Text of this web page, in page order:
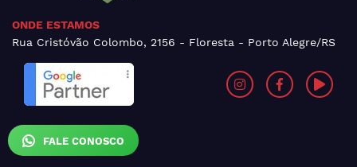
FALE CONOSCO
ONDE ESTAMOS
Rua Cristóvão Colombo, 2156 - Floresta - Porto Alegre/RS